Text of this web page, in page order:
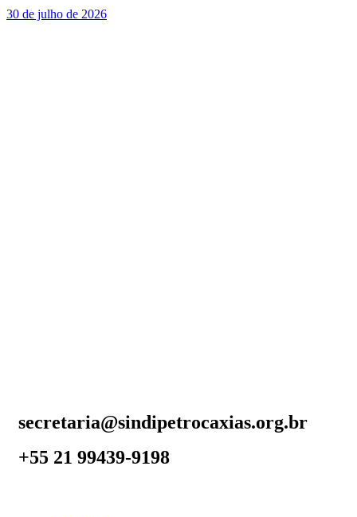
30 de julho de 2026
secretaria@sindipetrocaxias.org.br
+55 21 99439-9198